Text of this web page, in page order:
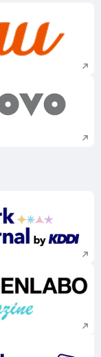
新規ウィンドウで
新規ウィンドウで
新規ウィンドウで
新規ウィンドウで